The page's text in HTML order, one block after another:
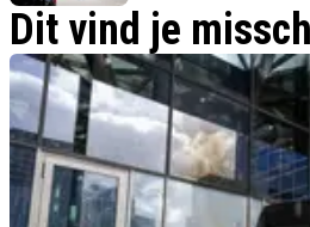
Dit vind je